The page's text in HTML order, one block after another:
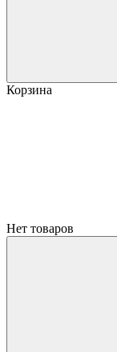
Корзина
Нет товаров